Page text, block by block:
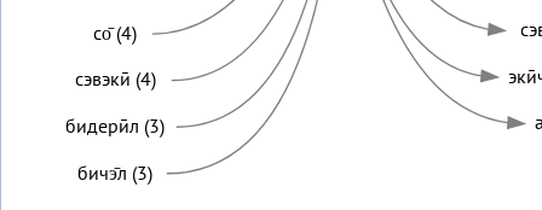
со̄ (4)
сэвэкӣ (4)
бидерӣл (3)
бичэ̄л (3)